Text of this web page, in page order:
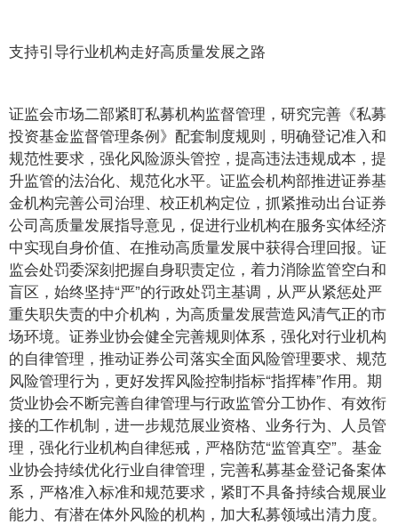
支持引导行业机构走好高质量发展之路
证监会市场二部紧盯私募机构监督管理，研究完善《私募
投资基金监督管理条例》配套制度规则，明确登记准入和
规范性要求，强化风险源头管控，提高违法违规成本，提
升监管的法治化、规范化水平。证监会机构部推进证券基
金机构完善公司治理、校正机构定位，抓紧推动出台证券
公司高质量发展指导意见，促进行业机构在服务实体经济
中实现自身价值、在推动高质量发展中获得合理回报。证
监会处罚委深刻把握自身职责定位，着力消除监管空白和
盲区，始终坚持“严”的行政处罚主基调，从严从紧惩处严
重失职失责的中介机构，为高质量发展营造风清气正的市
场环境。证券业协会健全完善规则体系，强化对行业机构
的自律管理，推动证券公司落实全面风险管理要求、规范
风险管理行为，更好发挥风险控制指标“指挥棒”作用。期
货业协会不断完善自律管理与行政监管分工协作、有效衔
接的工作机制，进一步规范展业资格、业务行为、人员管
理，强化行业机构自律惩戒，严格防范“监管真空”。基金
业协会持续优化行业自律管理，完善私募基金登记备案体
系，严格准入标准和规范要求，紧盯不具备持续合规展业
能力、有潜在体外风险的机构，加大私募领域出清力度。